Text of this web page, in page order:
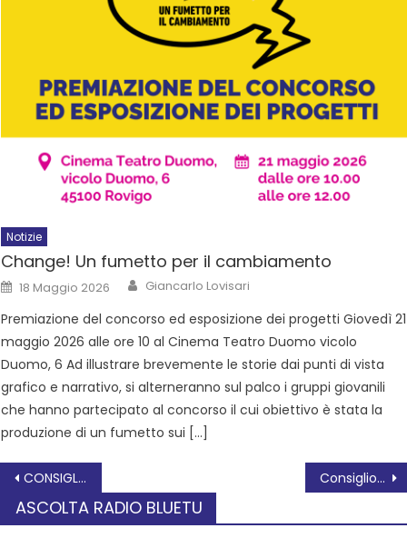
Notizie
Change! Un fumetto per il cambiamento
18 Maggio 2026 Giancarlo Lovisari
Premiazione del concorso ed esposizione dei progetti Giovedì 21
maggio 2026 alle ore 10 al Cinema Teatro Duomo vicolo
Duomo, 6 Ad illustrare brevemente le storie dai punti di vista
grafico e narrativo, si alterneranno sul palco i gruppi giovanili
che hanno partecipato al concorso il cui obiettivo è stata la
produzione di un fumetto sui […]
CONSIGLIERI PD: IMPIANTO ECOAMBIENTE, È L’ORA DELLA CHIAREZZA Consiglio di Bacino e Ecoambiente sulle iniziative di Plastic Free
ASCOLTA RADIO BLUETU